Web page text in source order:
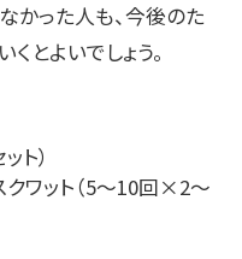
かった人も、今後のた
とよいでしょう。
ト）
ワット（5～10回×2～